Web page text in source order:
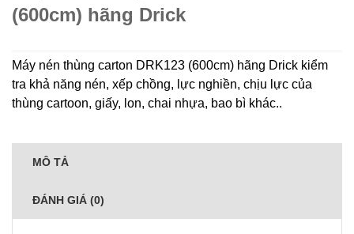
(600cm) hãng Drick
Máy nén thùng carton DRK123 (600cm) hãng Drick kiểm
tra khả năng nén, xếp chồng, lực nghiền, chịu lực của
thùng cartoon, giấy, lon, chai nhựa, bao bì khác..
MÔ TẢ
ĐÁNH GIÁ (0)